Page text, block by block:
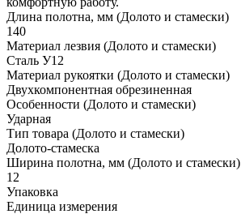
Длина полотна, мм (Долото и стамески)
140
Материал лезвия (Долото и стамески)
Сталь У12
Материал рукоятки (Долото и стамески)
Двухкомпонентная обрезиненная
Особенности (Долото и стамески)
Ударная
Тип товара (Долото и стамески)
Долото-стамеска
Ширина полотна, мм (Долото и стамески)
12
Упаковка
Единица измерения